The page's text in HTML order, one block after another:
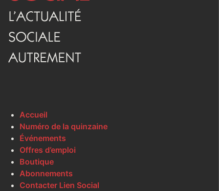
Accueil
Numéro de la quinzaine
Événements
Offres d’emploi
Boutique
Abonnements
Contacter Lien Social